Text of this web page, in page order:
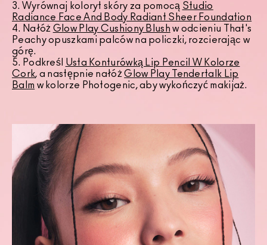
3. Wyrównaj koloryt skóry za pomocą Studio
Radiance Face And Body Radiant Sheer Foundation
4. Nałóż Glow Play Cushiony Blush w odcieniu That's
Peachy opuszkami palców na policzki, rozcierając w
górę.
5. Podkreśl Usta Konturówką Lip Pencil W Kolorze
Cork, a następnie nałóżGlow Play Tendertalk Lip
Balm w kolorze Photogenic, aby wykończyć makijaż.